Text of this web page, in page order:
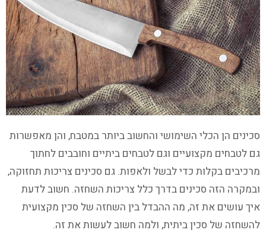
סכינים הן הכלי השימושי והחשוב ביותר במטבח, והן מאפשרות
גם לטבחים מקצועיים וגם לטבחים ביתיים וחובבים לחתוך
מרכיבים בקלות כדי לבשל ולאפות. גם סכינים צריכות תחזוקה,
ובמקרה הזה סכינים בדרך כלל צריכות השחזה. חשוב לדעת
איך עושים את זה, מה ההבדל בין השחזה של סכין מקצועית
להשחזה של סכין ביתית, ולמה חשוב לעשות את זה.